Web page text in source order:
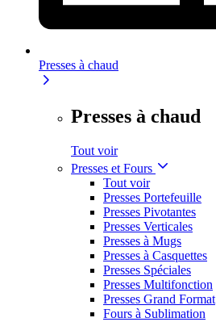
Presses à chaud
Presses à chaud
Tout voir
Presses et Fours
Tout voir
Presses Portefeuille
Presses Pivotantes
Presses Verticales
Presses à Mugs
Presses à Casquettes
Presses Spéciales
Presses Multifonction
Presses Grand Format
Fours à Sublimation